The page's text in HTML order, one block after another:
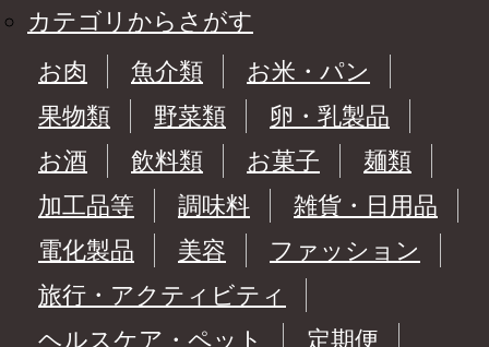
カテゴリからさがす
お肉
魚介類
お米・パン
果物類
野菜類
卵・乳製品
お酒
飲料類 お菓子
麺類
加工品等
調味料
雑貨・日用品
電化製品
美容
ファッション
旅行・アクティビティ
ヘルスケア・ペット
定期便